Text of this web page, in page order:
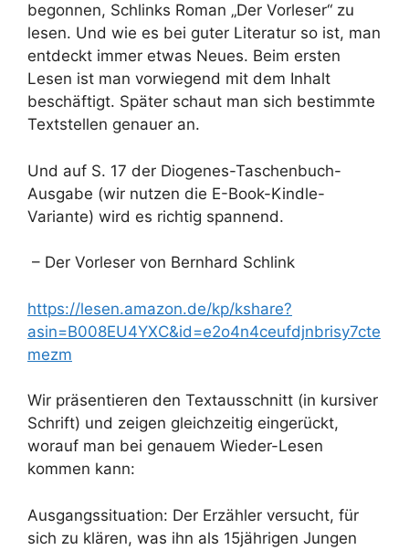
begonnen, Schlinks Roman „Der Vorleser“ zu
lesen. Und wie es bei guter Literatur so ist, man
entdeckt immer etwas Neues. Beim ersten
Lesen ist man vorwiegend mit dem Inhalt
beschäftigt. Später schaut man sich bestimmte
Textstellen genauer an.
Und auf S. 17 der Diogenes-Taschenbuch-
Ausgabe (wir nutzen die E-Book-Kindle-
Variante) wird es richtig spannend.
– Der Vorleser von Bernhard Schlink
https://lesen.amazon.de/kp/kshare?
asin=B008EU4YXC&id=e2o4n4ceufdjnbrisy7cte
mezm
Wir präsentieren den Textausschnitt (in kursiver
Schrift) und zeigen gleichzeitig eingerückt,
worauf man bei genauem Wieder-Lesen
kommen kann:
Ausgangssituation: Der Erzähler versucht, für
sich zu klären, was ihn als 15jährigen Jungen